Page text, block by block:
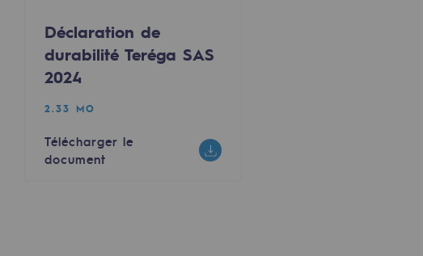
Déclaration de
durabilité Teréga SAS
2024
2.33 MO
Télécharger le
document